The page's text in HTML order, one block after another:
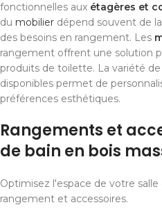
fonctionnelles aux étagères et
du mobilier dépend souvent de
des besoins en rangement. Les
rangement offrent une solution
produits de toilette. La variété
disponibles permet de
préférences esthétiques.
Rangements et
de bain en bois
Optimisez l'espace de votre
rangement et accessoires.